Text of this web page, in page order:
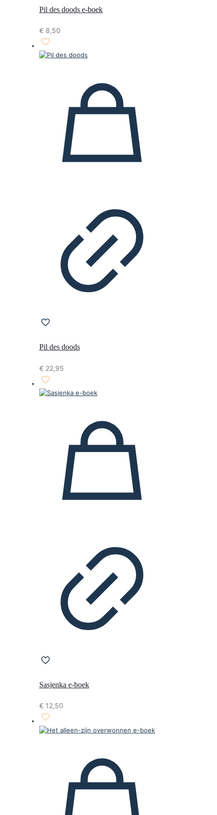
Pil des doods e-boek
€ 8,50
Pil des doods
€ 22,95
Sasjenka e-boek
€ 12,50